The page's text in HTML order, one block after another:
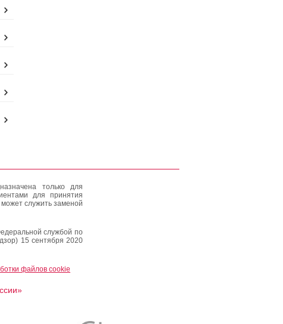
только для
для принятия
служить заменой
службой по
15 сентября 2020
файлов cookie